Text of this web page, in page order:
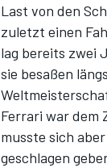
Last von den
zuletzt einen
lag bereits zwei
sie besaßen
Ferrari war dem
musste sich
geschlagen